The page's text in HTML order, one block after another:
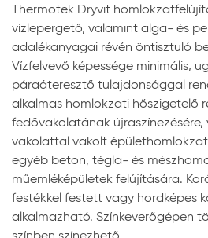
Thermotek Dryvit
vízlepergető, valamint alga- és
adalékanyagai révén öntisztuló
Vízfelvevő képessége minimális,
páraáteresztő tulajdonsággal
alkalmas homlokzati hőszigetelő
fedővakolatának
vakolattal vakolt
egyéb beton, tégla- és
műemléképületek felújítására.
festékkel festett vagy hordképes
alkalmazható. Színkeverőgépen
színben színezhető.